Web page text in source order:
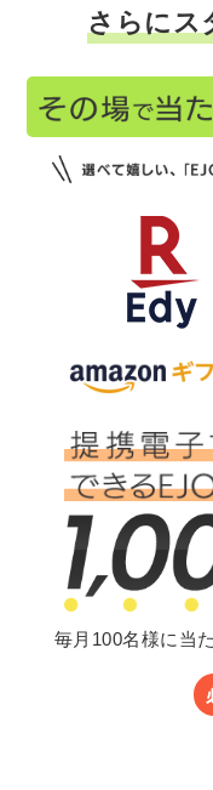
さらに
毎月100名様に当